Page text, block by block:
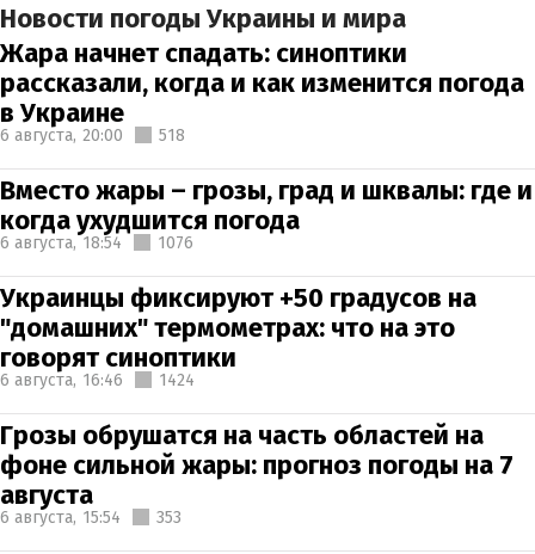
Новости погоды Украины и мира
Жара начнет спадать: синоптики
рассказали, когда и как изменится погода
в Украине
6 августа, 20:00 518
Вместо жары – грозы, град и шквалы: где и
когда ухудшится погода
6 августа, 18:54 1076
Украинцы фиксируют +50 градусов на
"домашних" термометрах: что на это
говорят синоптики
6 августа, 16:46 1424
Грозы обрушатся на часть областей на
фоне сильной жары: прогноз погоды на 7
августа
6 августа, 15:54 353